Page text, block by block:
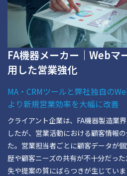
FA機器メーカー｜Webマ
用した営業強化
MA・CRMツールと弊社独自の
より新規営業効率を大幅に改善
クライアント企業は、FA機器製造業
したが、営業活動における顧客情報
た。営業担当者ごとに顧客データが
歴や顧客ニーズの共有が不十分だっ
失や提案の質にばらつきが生じてい